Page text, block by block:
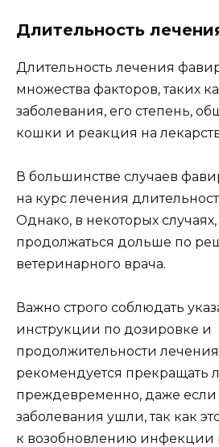
Длительность
Длительность лечения
множества факторов, таких
заболевания, его степень,
кошки и реакция на
В большинстве случаев
на курс лечения
Однако, в некоторых
продолжаться дольше по
ветеринарного врача.
Важно строго соблюдать
инструкции по дозировке и
продолжительности
рекомендуется прекращать
преждевременно, даже
заболевания ушли, так как
к возобновлению инфекции